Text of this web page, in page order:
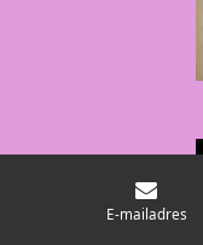
E-mailadres